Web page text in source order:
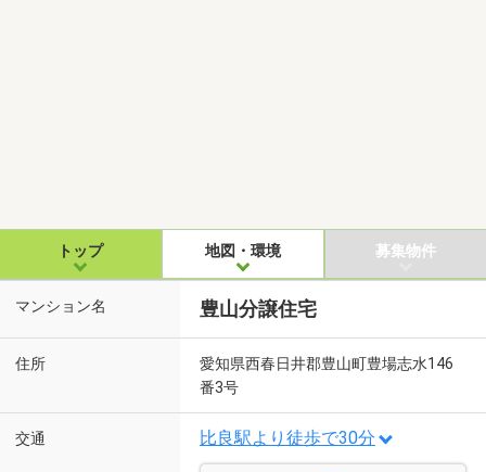
トップ 地図・環境 募集物件
マンション名 豊山分譲住宅
住所
愛知県西春日井郡豊山町豊場志水146
番3号
交通 比良駅より徒歩で30分